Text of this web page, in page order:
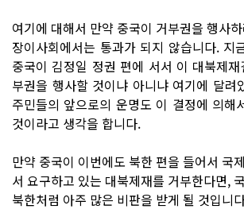
여기에 대해서 만약 중국이 거부권을 행사
장이사회에서는 통과가 되지 않습니다. 지
중국이 김정일 정권 편에 서서 이 대북제
부권을 행사할 것이냐 아니냐 여기에 달려
주민들의 앞으로의 운명도 이 결정에 의해
것이라고 생각을 합니다.
만약 중국이 이번에도 북한 편을 들어서 국
서 요구하고 있는 대북제재를 거부한다면,
북한처럼 아주 많은 비판을 받게 될 것입니